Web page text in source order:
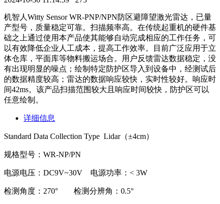
机智人Witty Sensor WR-PNP/NPN防区避障望激光雷达，已量
产型号，质量稳定可靠。扫描频率高。在传统起重机的硬件基
础之上通过使用本产品使其能够自动完成相应的工作任务，可
以有效降低企业人工成本，提高工作效率。目前广泛应用于立
体仓库，平面库等物料搬运场合。用户反馈雷达数据稳定，没
有出现明显的噪点；绘制特定防护区导入到设备中，经测试后
的数据精度较高；雷达的数据响应较快，实时性较好。响应时
间42ms。该产品扫描范围较大且响应时间较快，防护区可以
任意绘制。
详细信息
Standard Data Collection Type Lidar（±4cm）
规格型号：WR-NP/PN
电源电压：DC9V~30V 电源功率：< 3W
检测角度：270° 检测分辨角：0.5°